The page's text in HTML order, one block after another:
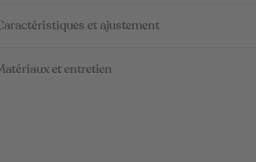
et ajustement
et entretien